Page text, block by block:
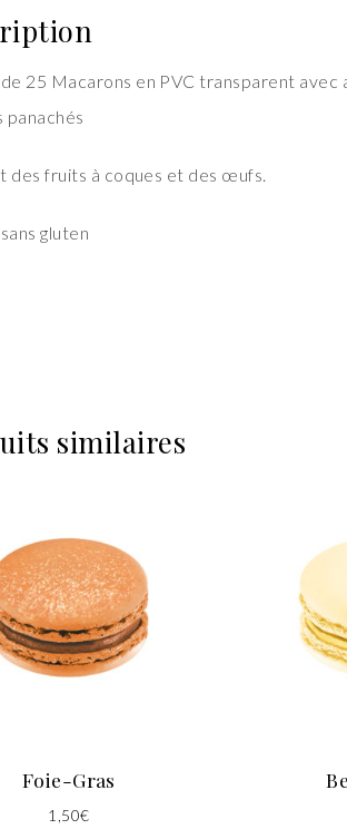
25 Macarons en PVC transparent avec
panachés
des fruits à coques et des œufs.
gluten
similaires
Foie-Gras
1,50€